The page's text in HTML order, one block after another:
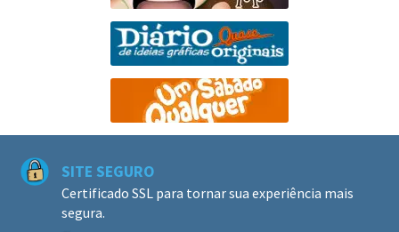
SITE SEGURO
Certificado SSL para tornar sua experiência mais
segura.